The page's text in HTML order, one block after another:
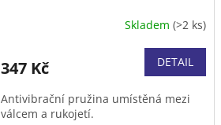
Skladem (>2 ks)
347 Kč DETAIL
Antivibrační pružina umístěná mezi
válcem a rukojetí.